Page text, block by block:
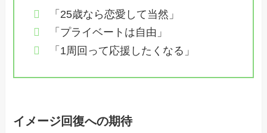
「25歳なら恋愛して当然」
「プライベートは自由」
「1周回って応援したくなる」
イメージ回復への期待